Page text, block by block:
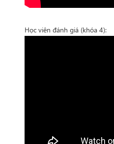
Học viên đánh giá (khóa 4):